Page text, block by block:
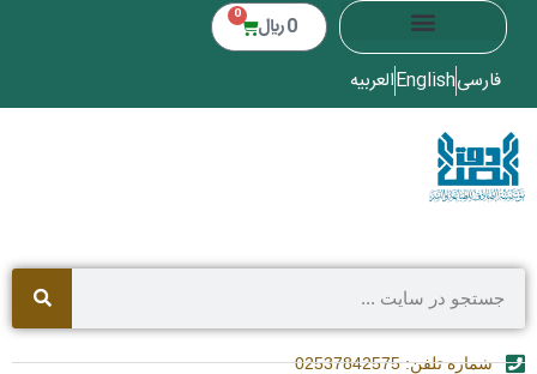
0 ﷼ 0
فارسیEnglishالعربیه
شماره تلفن: 02537842575